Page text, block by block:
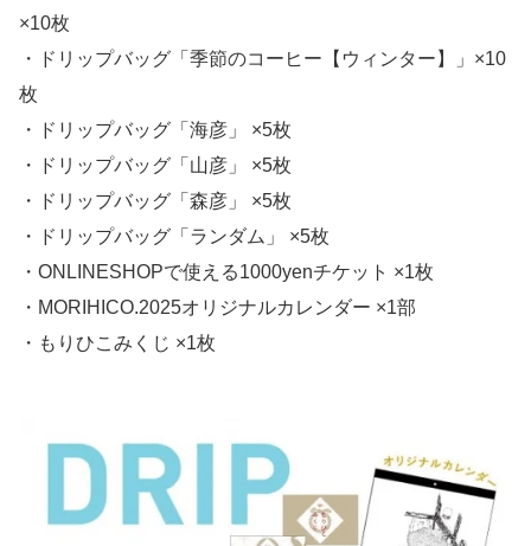
×10枚
・ドリップバッグ「季節のコーヒー【ウィンター】」×10
枚
・ドリップバッグ「海彦」 ×5枚
・ドリップバッグ「山彦」 ×5枚
・ドリップバッグ「森彦」 ×5枚
・ドリップバッグ「ランダム」 ×5枚
・ONLINESHOPで使える1000yenチケット ×1枚
・MORIHICO.2025オリジナルカレンダー ×1部
・もりひこみくじ ×1枚